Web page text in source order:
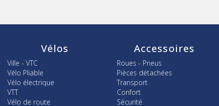
Vélos
Ville - VTC
Vélo Pliable
Vélo électrique
VTT
Vélo de route
Accessoires
Roues - Pneus
Pièces détachées
Transport
Confort
Sécurité